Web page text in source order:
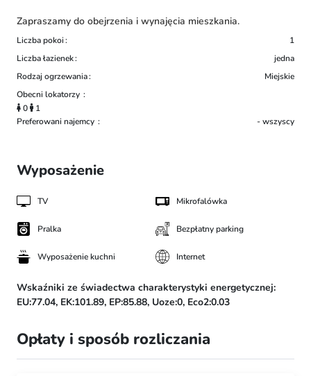
Zapraszamy do obejrzenia i wynajęcia mieszkania.
Liczba pokoi
1
Liczba łazienek
jedna
Rodzaj ogrzewania
Miejskie
Obecni lokatorzy
0
1
Preferowani najemcy
- wszyscy
Wyposażenie
TV Mikrofalówka
Pralka Bezpłatny parking
Wyposażenie kuchni Internet
Wskaźniki ze świadectwa charakterystyki energetycznej:
EU:77.04, EK:101.89, EP:85.88, Uoze:0, Eco2:0.03
Opłaty i sposób rozliczania